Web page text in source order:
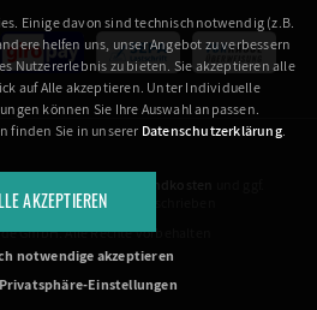
wenn nicht anders beschrieben
GmbH. Alle Rechte vorbehalten
Einige davon sind technisch notwendig (z.B.
helfen uns, unser Angebot zu verbessern
Nutzererlebnis zu bieten. Sie akzeptieren alle
auf Alle akzeptieren. Unter Individuelle
können Sie Ihre Auswahl anpassen.
finden Sie in unserer Datenschutzerklärung.
AKZEPTIEREN
notwendige akzeptieren
Einstellungen